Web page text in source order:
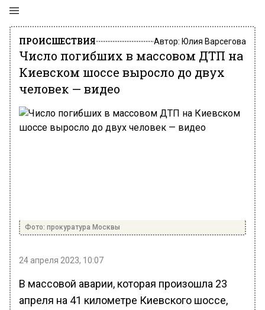
ПРОИСШЕСТВИЯ Автор: Юлия Варсегова
Число погибших в массовом ДТП на
Киевском шоссе выросло до двух
человек — видео
Фото: прокуратура Москвы
24 апреля 2023, 10:07
В массовой аварии, которая произошла 23
апреля на 41 километре Киевского шоссе,